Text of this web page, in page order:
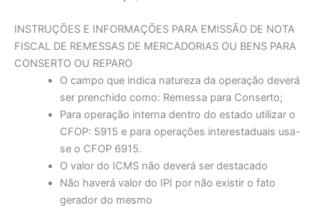
INSTRUÇÕES E INFORMAÇÕES PARA EMISSÃO DE NOTA
FISCAL DE REMESSAS DE MERCADORIAS OU BENS PARA
CONSERTO OU REPARO
O campo que indica natureza da operação deverá
ser prenchido como: Remessa para Conserto;
Para operação interna dentro do estado utilizar o
CFOP: 5915 e para operações interestaduais usa-
se o CFOP 6915.
O valor do ICMS não deverá ser destacado
Não haverá valor do IPI por não existir o fato
gerador do mesmo